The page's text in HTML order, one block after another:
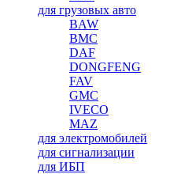
для грузовых авто
BAW
BMC
DAF
DONGFENG
FAV
GMC
IVECO
MAZ
для электромобилей
для сигнализации
для ИБП